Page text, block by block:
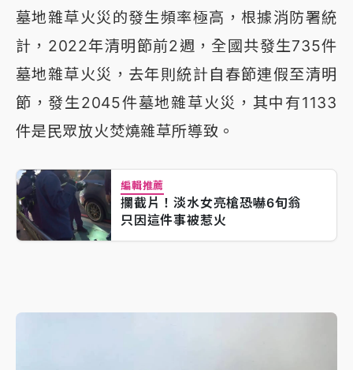
墓地雜草火災的發生頻率極高，根據消防署統
計，2022年清明節前2週，全國共發生735件
墓地雜草火災，去年則統計自春節連假至清明
節，發生2045件墓地雜草火災，其中有1133
件是民眾放火焚燒雜草所導致。
編輯推薦
攔截片！淡水女亮槍恐嚇6旬翁
只因這件事被惹火